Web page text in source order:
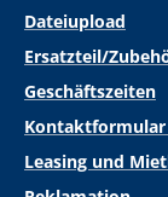
Dateiupload
Ersatzteil/
Geschäftszeiten
Kontaktformular
Leasing und